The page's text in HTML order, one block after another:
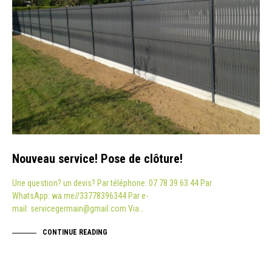
Nouveau service! Pose de clôture!
Une question? un devis? Par téléphone: 07 78 39 63 44 Par
WhatsApp: wa.me//33778396344 Par e-
mail: servicegermain@gmail.com Via…
CONTINUE READING